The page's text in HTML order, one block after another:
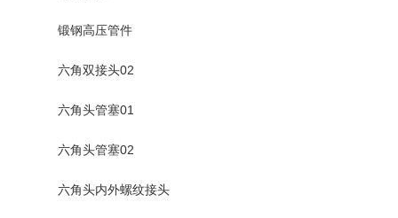
锻钢高压管件
六角双接头02
六角头管塞01
六角头管塞02
六角头内外螺纹接头